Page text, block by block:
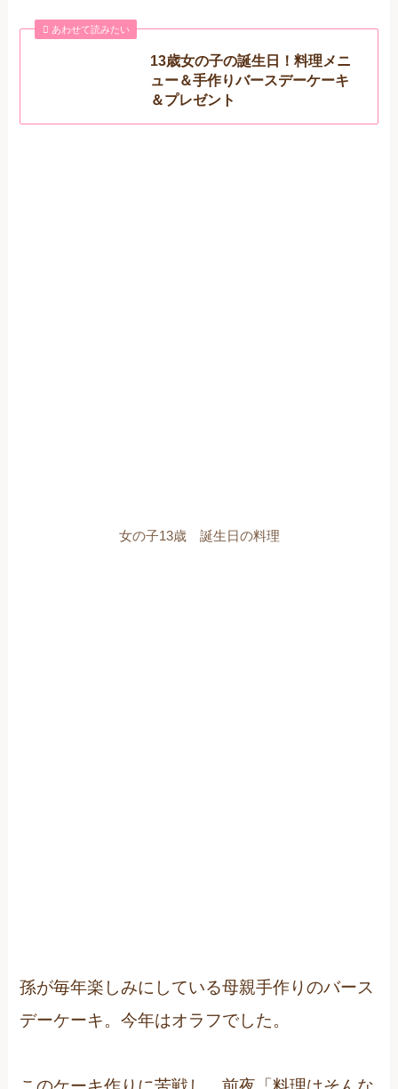
あわせて読みたい
13歳女の子の誕生日！料理メニ
ュー＆手作りバースデーケーキ
＆プレゼント
女の子13歳 誕生日の料理
孫が毎年楽しみにしている母親手作りのバース
デーケーキ。今年はオラフでした。